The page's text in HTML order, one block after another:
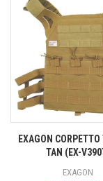
EXAGON
TAN (EX-
EXAGON